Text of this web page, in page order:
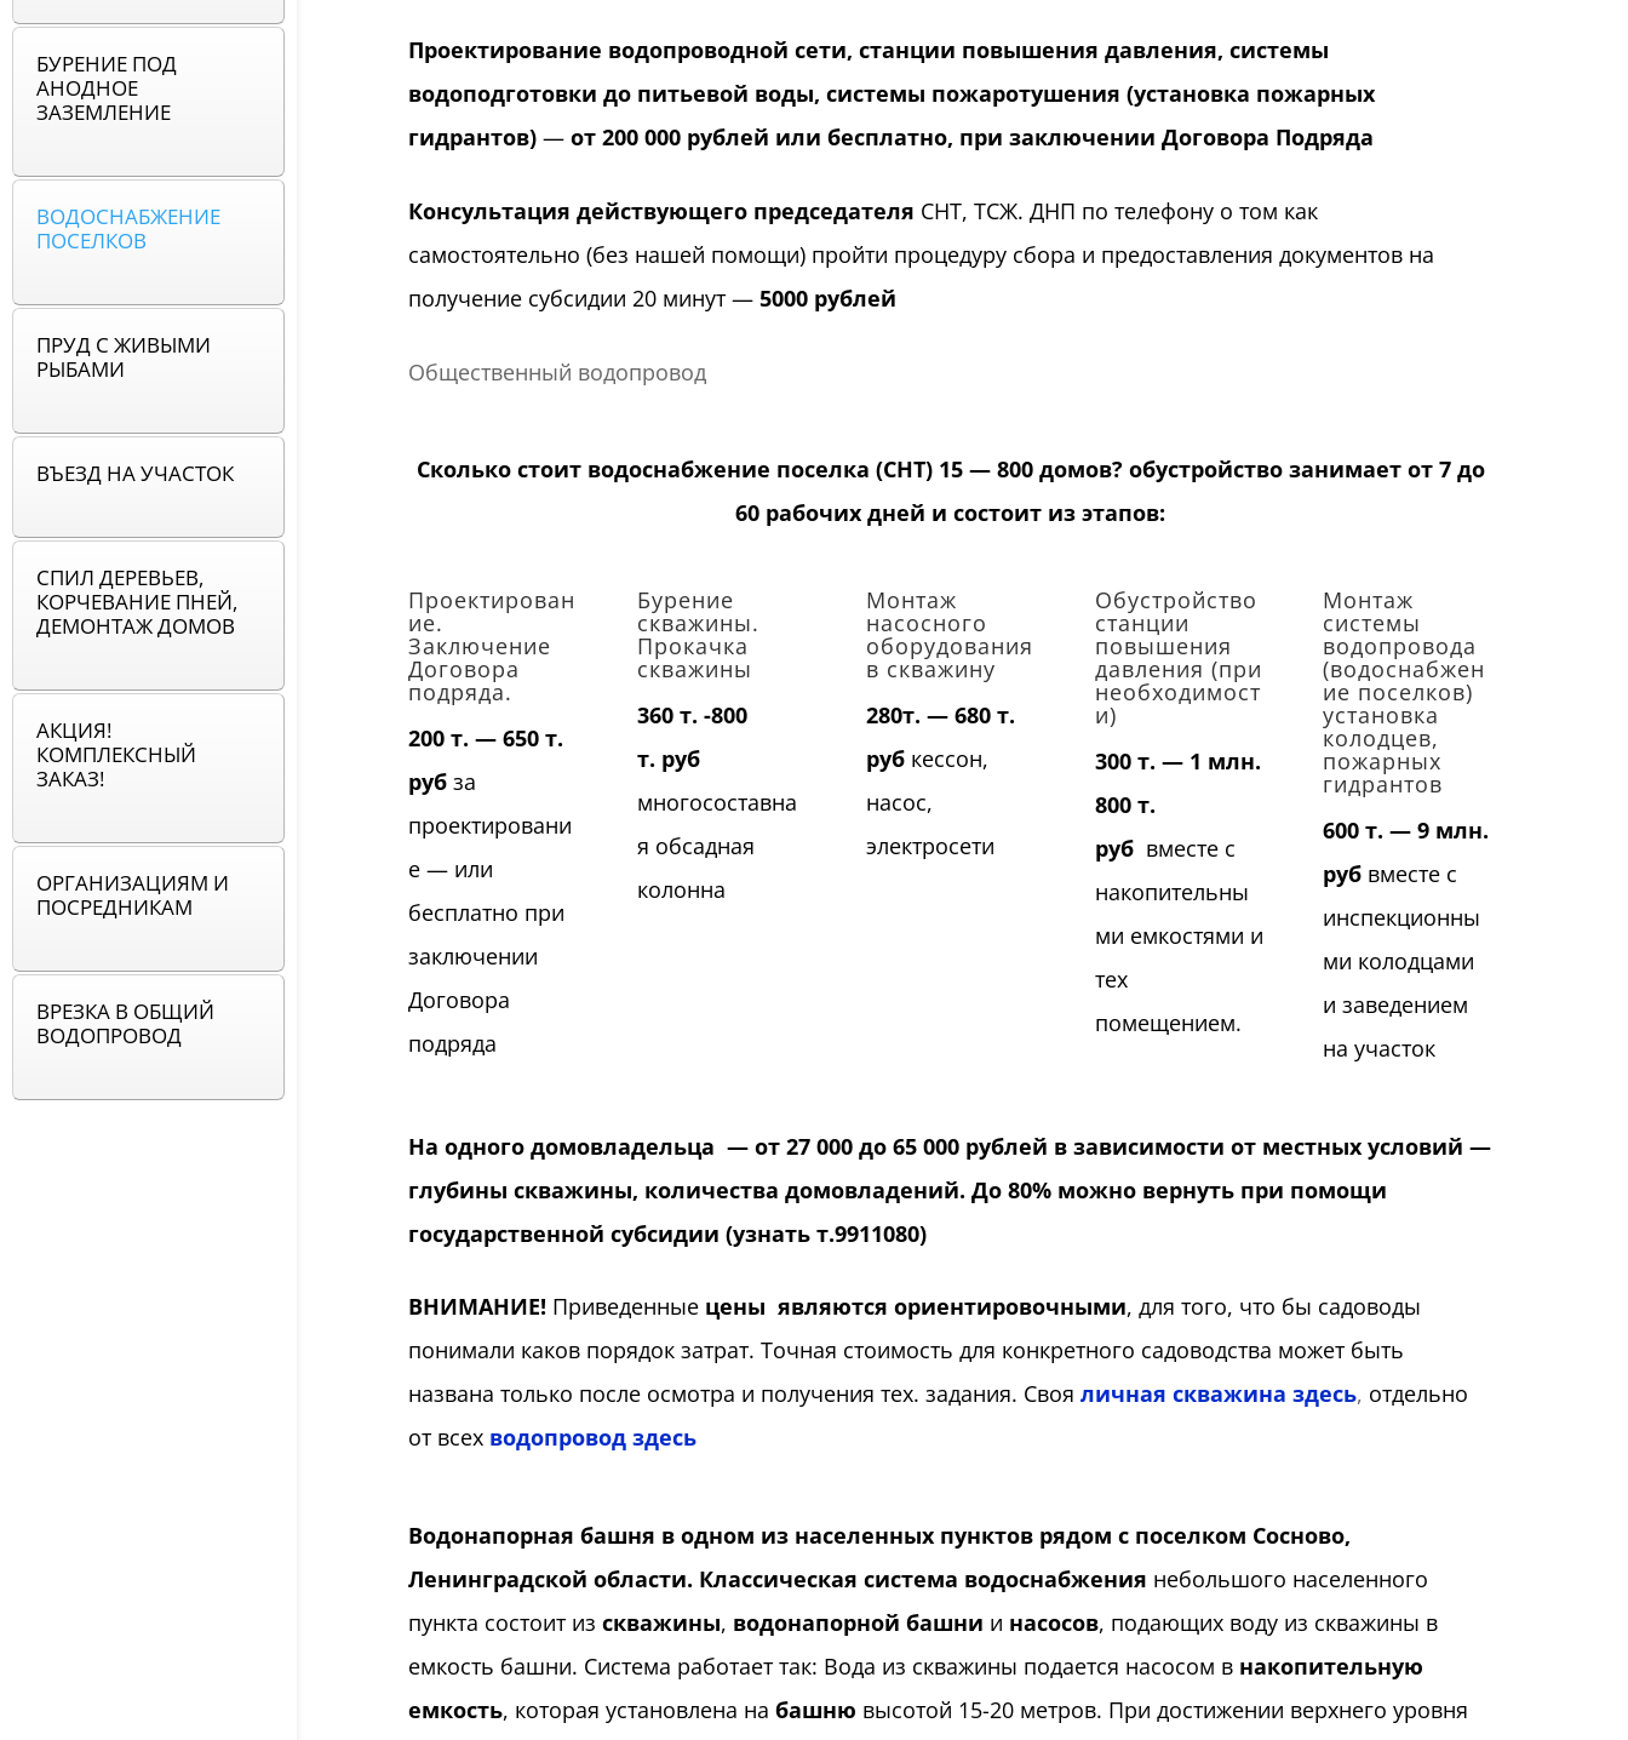
БУРЕНИЕ ПОД
АНОДНОЕ
ЗАЗЕМЛЕНИЕ
ВОДОСНАБЖЕНИЕ
ПОСЕЛКОВ
ПРУД С ЖИВЫМИ
РЫБАМИ
ВЪЕЗД НА УЧАСТОК
СПИЛ ДЕРЕВЬЕВ,
КОРЧЕВАНИЕ ПНЕЙ,
ДЕМОНТАЖ ДОМОВ
АКЦИЯ!
КОМПЛЕКСНЫЙ
ЗАКАЗ!
ОРГАНИЗАЦИЯМ И
ПОСРЕДНИКАМ
ВРЕЗКА В ОБЩИЙ
ВОДОПРОВОД
Проектирование водопроводной сети, станции повышения давления, системы
водоподготовки до питьевой воды, системы пожаротушения (установка пожарных
гидрантов) — от 200 000 рублей или бесплатно, при заключении Договора Подряда
Консультация действующего председателя СНТ, ТСЖ. ДНП по телефону о том как
самостоятельно (без нашей помощи) пройти процедуру сбора и предоставления документов на
получение субсидии 20 минут — 5000 рублей
Общественный водопровод
Сколько стоит водоснабжение поселка (СНТ) 15 — 800 домов? обустройство занимает от 7 до
60 рабочих дней и состоит из этапов:
Проектирован
ие.
Заключение
Договора
подряда.
200 т. — 650 т.
рубза
проектировани
е — или
бесплатно при
заключении
Договора
подряда
Бурение
скважины.
Прокачка
скважины
360 т. -800
т. руб
многосоставна
я обсадная
колонна
Монтаж
насосного
оборудования
в скважину
280т. — 680 т.
рубкессон,
насос,
электросети
Обустройство
станции
повышения
давления (при
необходимост
и)
300 т. — 1 млн.
800 т.
руб вместе с
накопительны
ми емкостями и
тех
помещением.
Монтаж
системы
водопровода
(водоснабжен
ие поселков)
установка
колодцев,
пожарных
гидрантов
600 т. — 9 млн.
руб вместе с
инспекционны
ми колодцами
и заведением
на участок
На одного домовладельца — от 27 000 до 65 000 рублей в зависимости от местных условий —
глубины скважины, количества домовладений. До 80% можно вернуть при помощи
государственной субсидии (узнать т.9911080)
ВНИМАНИЕ! Приведенные цены являются ориентировочными, для того, что бы садоводы
понимали каков порядок затрат. Точная стоимость для конкретного садоводства может быть
названа только после осмотра и получения тех. задания. Своя личная скважина здесь, отдельно
от всех водопровод здесь
Водонапорная башня в одном из населенных пунктов рядом с поселком Сосново,
Ленинградской области. Классическая система водоснабжения небольшого населенного
пункта состоит из скважины, водонапорной башни и насосов, подающих воду из скважины в
емкость башни. Система работает так: Вода из скважины подается насосом в накопительную
емкость, которая установлена на башню высотой 15-20 метров. При достижении верхнего уровня